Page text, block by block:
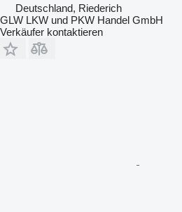
Deutschland, Riederich
GLW LKW und PKW Handel GmbH
Verkäufer kontaktieren